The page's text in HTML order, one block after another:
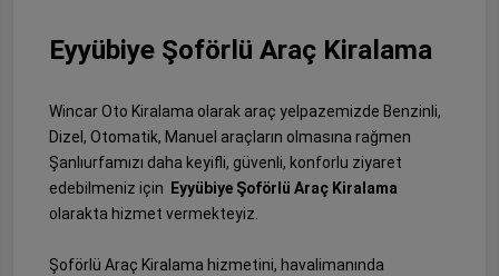
Eyyübiye Şoförlü Araç Kiralama
Wincar Oto Kiralama olarak araç yelpazemizde Benzinli,
Dizel, Otomatik, Manuel araçların olmasına rağmen
Şanlıurfamızı daha keyifli, güvenli, konforlu ziyaret
edebilmeniz için
Eyyübiye Şoförlü Araç Kiralama
olarakta hizmet vermekteyiz.
Şoförlü Araç Kiralama hizmetini, havalimanında